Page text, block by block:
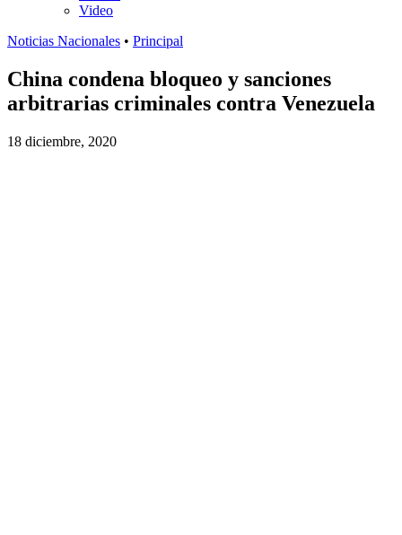
Video
Noticias Nacionales • Principal
China condena bloqueo y sanciones
arbitrarias criminales contra Venezuela
18 diciembre, 2020